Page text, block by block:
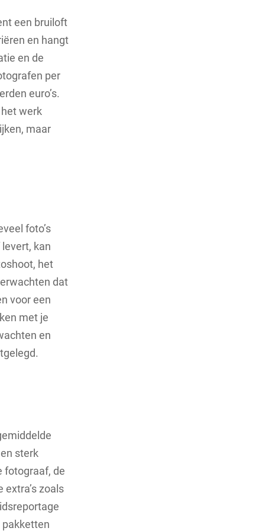
een bruiloft
en hangt
en de
per
euro’s.
werk
maar
foto’s
kan
het
dat
voor een
met je
en
sterk
fotograaf, de
zoals
pakketten